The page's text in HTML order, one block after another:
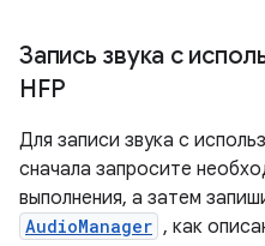
Запись звука с
HFP
Для записи звука с
сначала запросите
выполнения, а затем
AudioManager , как